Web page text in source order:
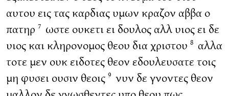
αυτου εις τας καρδιας υμων κραζον αββα ο
πατηρ 7 ωστε ουκετι ει δουλος αλλ υιος ει δε
υιος και κληρονομος θεου δια χριστου 8 αλλα
τοτε μεν ουκ ειδοτες θεον εδουλευσατε τοις
μη φυσει ουσιν θεοις 9 νυν δε γνοντες θεον